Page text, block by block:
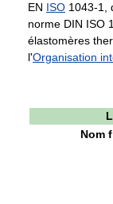
EN ISO 1043-1,
norme DIN ISO
élastomères
l'Organisation
Nom